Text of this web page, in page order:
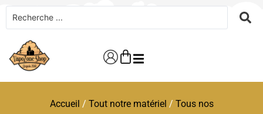
Accueil / Tout notre matériel / Tous nos